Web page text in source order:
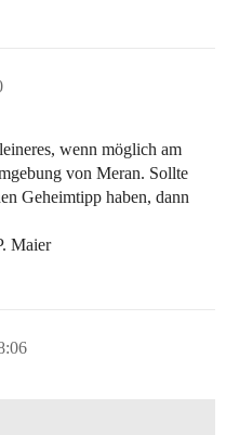
wenn möglich am
von Meran. Sollte
Geheimtipp haben, dann
Maier